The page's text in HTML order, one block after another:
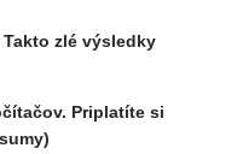
zlé výsledky
Priplatíte si